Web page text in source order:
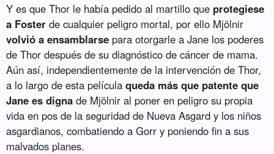
Y es que Thor le había pedido al martillo que protegiese
a Foster de cualquier peligro mortal, por ello Mjölnir
volvió a ensamblarse para otorgarle a Jane los poderes
de Thor después de su diagnóstico de cáncer de mama.
Aún así, independientemente de la intervención de Thor,
a lo largo de esta películaqueda más que patente que
Jane es digna de Mjölnir al poner en peligro su propia
vida en pos de la seguridad de Nueva Asgard y los niños
asgardianos, combatiendo a Gorr y poniendo fin a sus
malvados planes.